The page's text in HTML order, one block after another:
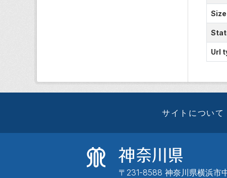
Size
Url
サイトについて
〒231-8588 神奈川県横浜市